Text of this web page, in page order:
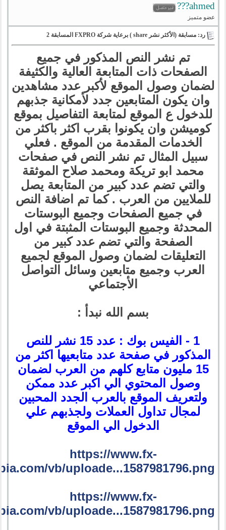
ahmed???
عضو متميز
رد: مسابقة (الأكثر نشر share ) برعاية شركة FXPRO المسابقة 2
تم نشر النص المذكور في جميع
الصفحات ذات المتابعة العالية والكثيفة
لضمان وصول الموقع لأكبر عدد مشاهدين
وان يكون المتابعين جدد لأمكانية جذبهم
للدخول ع الموقع لمتابعة التفاصيل بموقع
كوميشن وان يكونوا بقرب اكثر باكثر من
الخدمات المقدمة من الموقع . فعلي
سبيل المثال تم نشر النص في صفحات
محمد ابو تريكة ومحمد صلاح الموثقة
والتي تضم عدد كبير من المتابعة يصل
للملايين من العرب . كما تم اضافة النص
في جميع الصفحات وجميع البوستات
المحدثة وجميع البوستات المثبتة في اول
الصفحة والتي تضم عدد كبير من
التعليقات لضمان وصول الموقع لجميع
العرب وجميع متابعين وسائل التواصل
الأجتماعي
بسم الله نبدأ :
1 - الفيس بوك : عدد 15 نشر للنص
المذكور في صفحة عدد متابعيها اكثر من
15 مليون متابع كلهم من العرب لضمان
وصول المحتوي الي اكبر عدد ممكن
ولتعريف الموقع بالعرب الجدد المحبين
لمجال تداول العملات ولجذبهم علي
الدخول الي الموقع
https://www.fx-
vb/uploade...1587981796.png
https://www.fx-
vb/uploade...1587981796.png